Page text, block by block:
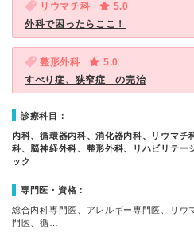
リウマチ科
5.0
外科で困ったらここ！
整形外科
5.0
すべり症、狭窄症 の完治
診療科目：
内科、循環器内科、消化器内科、リウマチ
科、脳神経外科、整形外科、リハビリテー
ック
専門医・資格：
総合内科専門医、アレルギー専門医、リウ
門医、循…